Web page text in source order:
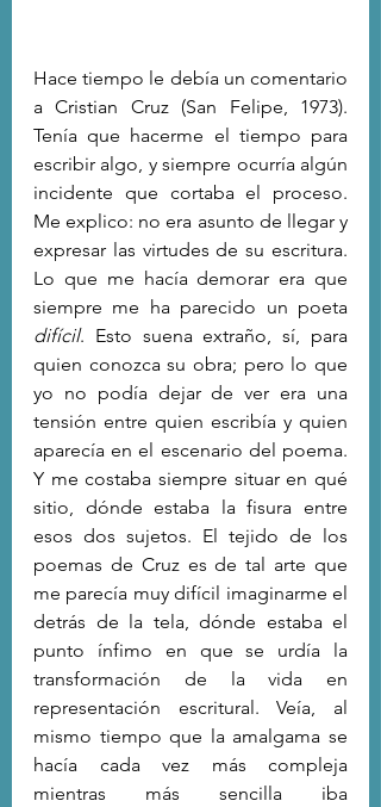
Hace tiempo le debía un comentario
a Cristian Cruz (San Felipe, 1973).
Tenía que hacerme el tiempo para
escribir algo, y siempre ocurría algún
incidente que cortaba el proceso.
Me explico: no era asunto de llegar y
expresar las virtudes de su escritura.
Lo que me hacía demorar era que
difícil. Esto suena extraño, sí, para
quien conozca su obra; pero lo que
yo no podía dejar de ver era una
tensión entre quien escribía y quien
aparecía en el escenario del poema.
Y me costaba siempre situar en qué
sitio, dónde estaba la fisura entre
esos dos sujetos. El tejido de los
poemas de Cruz es de tal arte que
me parecía muy difícil imaginarme el
detrás de la tela, dónde estaba el
punto ínfimo en que se urdía la
transformación de la vida en
representación escritural. Veía, al
mismo tiempo que la amalgama se
hacía cada vez más compleja
mientras más sencilla iba